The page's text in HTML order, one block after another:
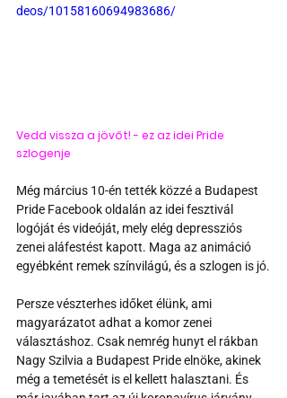
deos/10158160694983686/
Vedd vissza a jövőt! - ez az idei Pride
szlogenje
Még március 10-én tették közzé a Budapest
Pride Facebook oldalán az idei fesztivál
logóját és videóját, mely elég depressziós
zenei aláfestést kapott. Maga az animáció
egyébként remek színvilágú, és a szlogen is jó.
Persze vészterhes időket élünk, ami
magyarázatot adhat a komor zenei
választáshoz. Csak nemrég hunyt el rákban
Nagy Szilvia a Budapest Pride elnöke, akinek
még a temetését is el kellett halasztani. És